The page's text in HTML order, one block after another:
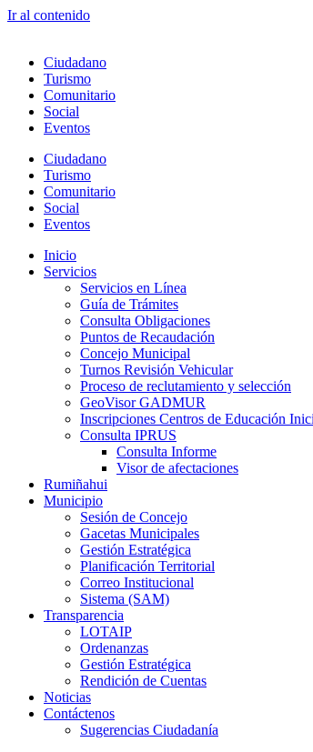
Ir al contenido
Ciudadano
Turismo
Comunitario
Social
Eventos
Ciudadano
Turismo
Comunitario
Social
Eventos
Inicio
Servicios
Servicios en Línea
Guía de Trámites
Consulta Obligaciones
Puntos de Recaudación
Concejo Municipal
Turnos Revisión Vehicular
Proceso de reclutamiento y selección
GeoVisor GADMUR
Inscripciones Centros de Educación
Consulta IPRUS
Consulta Informe
Visor de afectaciones
Rumiñahui
Municipio
Sesión de Concejo
Gacetas Municipales
Gestión Estratégica
Planificación Territorial
Correo Institucional
Sistema (SAM)
Transparencia
LOTAIP
Ordenanzas
Gestión Estratégica
Rendición de Cuentas
Noticias
Contáctenos
Sugerencias Ciudadanía